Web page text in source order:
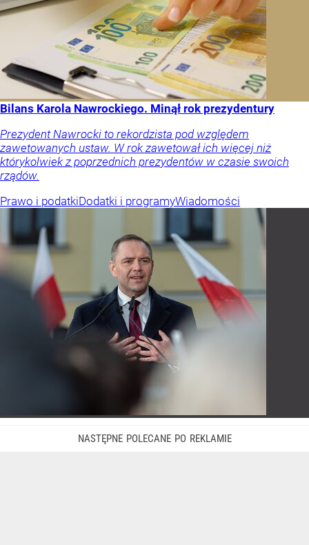
Bilans Karola Nawrockiego. Minął rok prezydentury
Prezydent Nawrocki to rekordzista pod względem
zawetowanych ustaw. W rok zawetował ich więcej niż
którykolwiek z poprzednich prezydentów w czasie swoich
rządów.
Prawo i podatkiDodatki i programyWiadomości